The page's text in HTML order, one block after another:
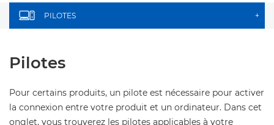
PILOTES +
Pilotes
Pour certains produits, un pilote est nécessaire pour activer
la connexion entre votre produit et un ordinateur. Dans cet
onglet, vous trouverez les pilotes applicables à votre